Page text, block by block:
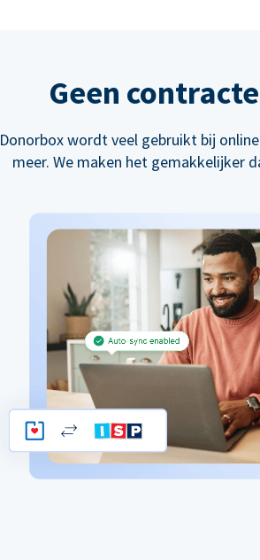
Geen
Donorbox wordt veel gebruikt bij
meer. We maken het gemakkelijker